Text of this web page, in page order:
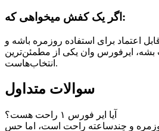
اگر یک کفش میخواهی که:‌
اعتماد برای استفاده روزمره باشه و
بشه، ایرفورس وان یکی از مطمئن‌ترین
انتخاب‌هاست.
سوالات متداول
آیا ایر فورس ۱ راحت هست؟
روزمره و چندساعته راحت است، اما حس